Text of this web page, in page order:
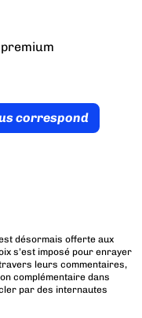
correspond
désormais offerte aux
s’est imposé pour enrayer
leurs commentaires,
complémentaire dans
par des internautes